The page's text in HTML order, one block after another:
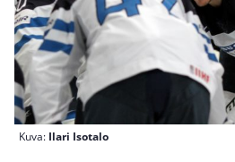
Kuva: Ilari Isotalo